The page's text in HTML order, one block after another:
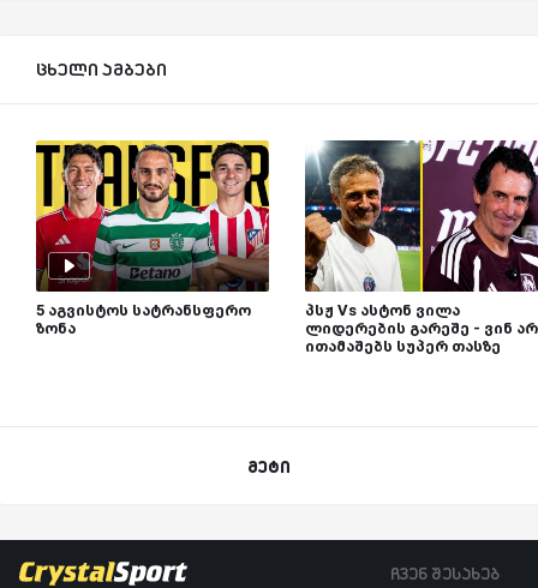
ცხელი ამბები
5 აგვისტოს სატრანსფერო
ზონა
პსჟ Vs ასტონ ვილა
ლიდერების გარეშე - ვინ არ
ითამაშებს სუპერ თასზე
მეტი
ჩვენ შესახებ